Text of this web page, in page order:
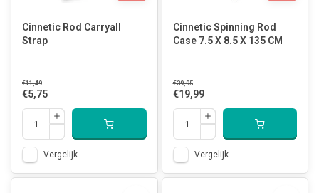
Cinnetic Rod Carryall
Strap
€11,49
€5,75
Vergelijk
Cinnetic Spinning Rod
Case 7.5 X 8.5 X 135 CM
€39,95
€19,99
Vergelijk